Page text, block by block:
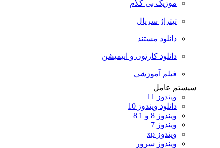
موزیک بی کلام
تیتراژ سریال
دانلود مستند
دانلود کارتون و انیمیشن
فیلم آموزشی
سیستم عامل
ویندوز 11
دانلود ویندوز 10
ویندوز 8 و 8.1
ویندوز 7
ویندوز xp
ویندوز سرور